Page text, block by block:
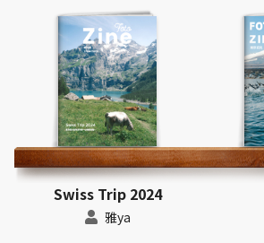
Swiss Trip 2024
雅ya